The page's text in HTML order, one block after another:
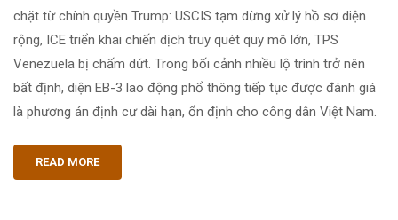
chặt từ chính quyền Trump: USCIS tạm dừng xử lý hồ sơ diện
rộng, ICE triển khai chiến dịch truy quét quy mô lớn, TPS
Venezuela bị chấm dứt. Trong bối cảnh nhiều lộ trình trở nên
bất định, diện EB-3 lao động phổ thông tiếp tục được đánh giá
là phương án định cư dài hạn, ổn định cho công dân Việt Nam.
READ MORE